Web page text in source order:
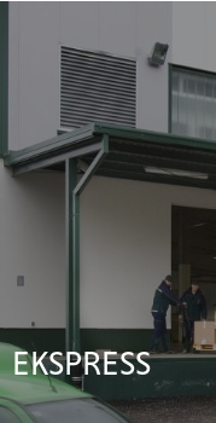
EKSPRESS